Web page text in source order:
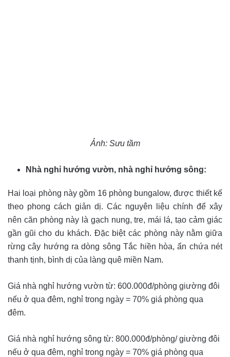
Ảnh: Sưu tầm
Nhà nghỉ hướng vườn, nhà nghỉ hướng sông:
Hai loại phòng này gồm 16 phòng bungalow, được thiết kế
theo phong cách giản dị. Các nguyên liệu chính để xây
nên căn phòng này là gạch nung, tre, mái lá, tạo cảm giác
gần gũi cho du khách. Đặc biệt các phòng này nằm giữa
rừng cây hướng ra dòng sông Tắc hiền hòa, ẩn chứa nét
thanh tịnh, bình dị của làng quê miền Nam.
Giá nhà nghỉ hướng vườn từ: 600.000đ/phòng giường đôi
nếu ở qua đêm, nghỉ trong ngày = 70% giá phòng qua
đêm.
Giá nhà nghỉ hướng sông từ: 800.000đ/phòng/ giường đôi
nếu ở qua đêm, nghỉ trong ngày = 70% giá phòng qua